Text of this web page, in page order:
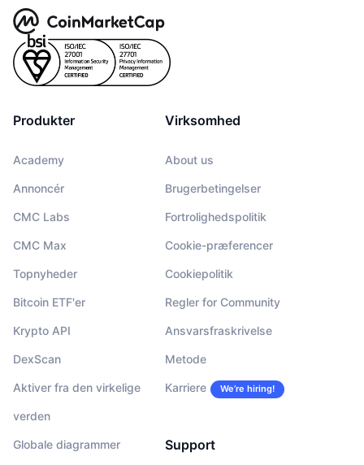
Produkter
Academy
Annoncér
CMC Labs
CMC Max
Topnyheder
Bitcoin ETF'er
Krypto API
DexScan
Aktiver fra den virkelige
verden
Globale diagrammer
Virksomhed
About us
Brugerbetingelser
Fortrolighedspolitik
Cookie-præferencer
Cookiepolitik
Regler for Community
Ansvarsfraskrivelse
Metode
Karriere We’re hiring!
Support